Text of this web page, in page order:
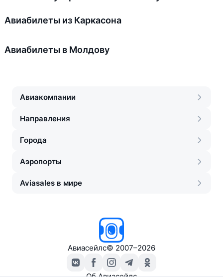
Авиабилеты из Каркасона
Авиабилеты в Молдову
Авиакомпании
Направления
Города
Аэропорты
Aviasales в мире
Авиасейлс© 2007–2026